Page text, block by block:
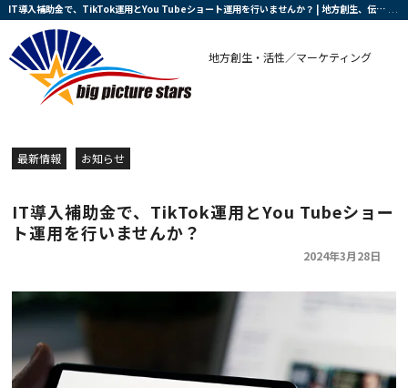
IT導入補助金で、TikTok運用とYou Tubeショート運用を行いませんか？ | 地方創生、伝統産業、中小企業と農業の復興・活性化を支援する会社です
地方創生・活性／マーケティング
最新情報 お知らせ
IT導入補助金で、TikTok運用とYou Tubeショー
ト運用を行いませんか？
2024年3月28日